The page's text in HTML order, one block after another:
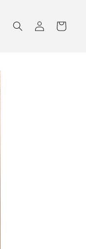
EinloggenWarenkorb